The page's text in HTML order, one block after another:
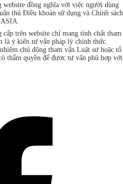
website đồng nghĩa với việc người dùng
thủ Điều khoản sử dụng và Chính sách
trên website chỉ mang tính chất tham
là ý kiến tư vấn pháp lý chính thức.
chủ động tham vấn Luật sư hoặc tổ
thẩm quyền để được tư vấn phù hợp với